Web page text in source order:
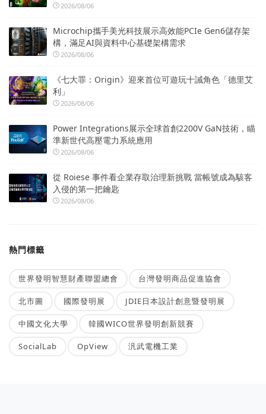
2026/08/06
Microchip攜手美光科技展示高效能PCIe Gen6儲存架
構，滿足AI與資料中心基礎架構需求
2026/08/06
《七大罪：Origin》迎來首位可遊玩十誡角色「德里艾
利」
2026/08/06
Power Integrations展示全球首創2200V GaN技術，瞄
準新世代高壓電力系統應用
2026/08/06
從 Roiese 事件看企業存取治理新挑戰 當帳號成為駭客
入侵的第一把鑰匙
2026/08/06
熱門標籤
世界發明智慧財產聯盟總會 台灣發明商品促進協會
北市圖 國際發明展 JDIE日本設計創意暨發明展
中國文化大學 韓國WICO世界發明創新競賽
SocialLab OpView 汎武電機工業